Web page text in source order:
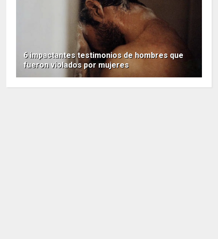
6 impactantes testimonios de hombres que
fueron violados por mujeres